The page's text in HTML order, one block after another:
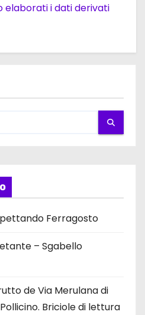
elaborati i dati derivati
Ferragosto
– Sgabello
de Via Merulana di
Briciole di lettura